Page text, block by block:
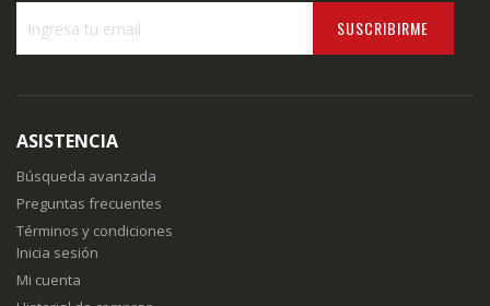
de
noticias:
SUSCRIBIRME
ASISTENCIA
Búsqueda avanzada
Preguntas frecuentes
Términos y condiciones
Inicia sesión
Mi cuenta